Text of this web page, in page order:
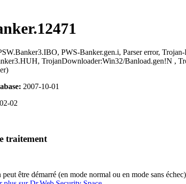
PWS-Banker.gen.i, Parser error,
TrojanDownloader:Win32/Banload.gen!N ,
2007-10-01
02
traitement
être démarré (en mode normal ou en mode sans